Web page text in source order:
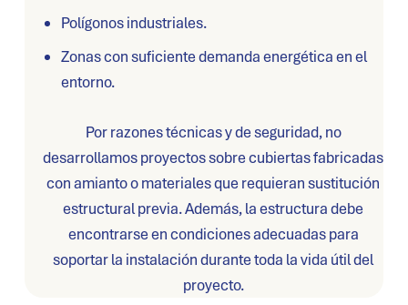
Polígonos industriales.
Zonas con suficiente demanda energética en el
entorno.
Por razones técnicas y de seguridad, no
desarrollamos proyectos sobre cubiertas fabricadas
con amianto o materiales que requieran sustitución
estructural previa.Además, la estructura debe
encontrarse en condiciones adecuadas para
soportar la instalación durante toda la vida útil del
proyecto.